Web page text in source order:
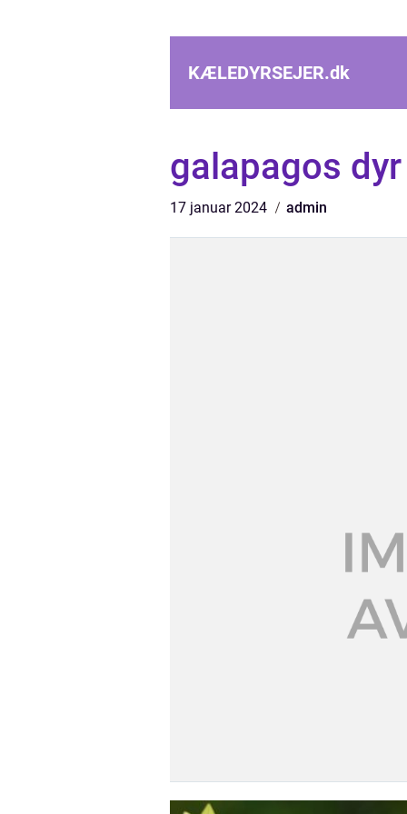
KÆLEDYRSEJER.dk
galapagos dyr
17 januar 2024 admin